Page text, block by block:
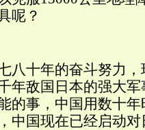
呢？
八十年的奋斗努力
年敌国日本的强大
的事，中国用数十
中国现在已经启动对